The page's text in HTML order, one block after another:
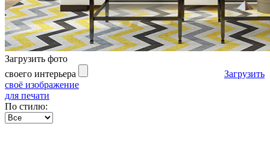
Загрузить фото
своего интерьера
Загрузить
своё изображение
для печати
По стилю: